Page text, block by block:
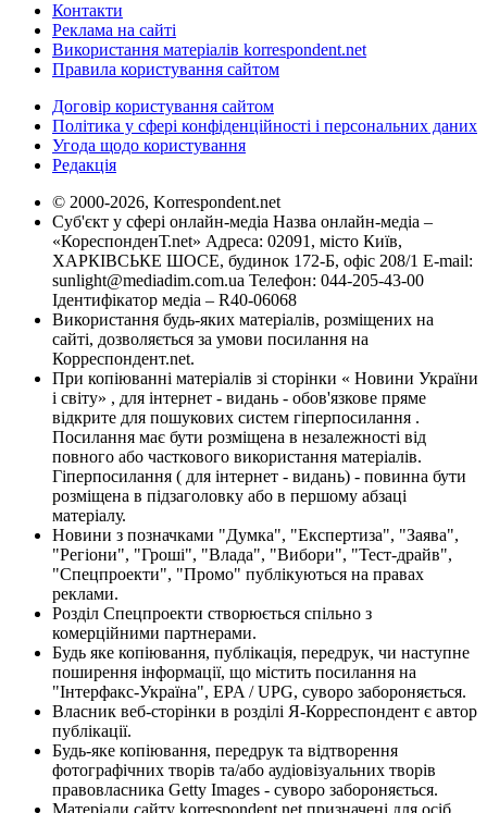
Контакти
Реклама на сайті
Використання матеріалів korrespondent.net
Правила користування сайтом
Договір користування сайтом
Політика у сфері конфіденційності і персональних даних
Угода щодо користування
Редакція
© 2000-2026, Korrespondent.net
Суб'єкт у сфері онлайн-медіа Назва онлайн-медіа –
«КореспонденТ.net» Адреса: 02091, місто Київ,
ХАРКІВСЬКЕ ШОСЕ, будинок 172-Б, офіс 208/1 E-mail:
sunlight@mediadim.com.ua Телефон: 044-205-43-00
Ідентифікатор медіа – R40-06068
Використання будь-яких матеріалів, розміщених на
сайті, дозволяється за умови посилання на
Корреспондент.net.
При копіюванні матеріалів зі сторінки « Новини України
і світу» , для інтернет - видань - обов'язкове пряме
відкрите для пошукових систем гіперпосилання .
Посилання має бути розміщена в незалежності від
повного або часткового використання матеріалів.
Гіперпосилання ( для інтернет - видань) - повинна бути
розміщена в підзаголовку або в першому абзаці
матеріалу.
Новини з позначками "Думка", "Експертиза", "Заява",
"Регіони", "Гроші", "Влада", "Вибори", "Тест-драйв",
"Спецпроекти", "Промо" публікуються на правах
реклами.
Розділ Спецпроекти створюється спільно з
комерційними партнерами.
Будь яке копіювання, публікація, передрук, чи наступне
поширення інформації, що містить посилання на
"Інтерфакс-Україна", EPA / UPG, суворо забороняється.
Власник веб-сторінки в розділі Я-Корреспондент є автор
публікації.
Будь-яке копіювання, передрук та відтворення
фотографічних творів та/або аудіовізуальних творів
правовласника Getty Images - суворо забороняється.